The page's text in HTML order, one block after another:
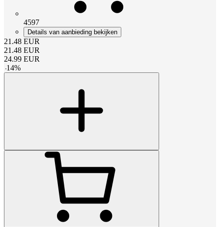
4597
Details van aanbieding bekijken
21.48 EUR
21.48 EUR
24.99 EUR
-14%